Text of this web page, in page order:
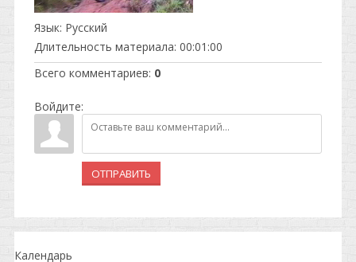
Язык: Русский
Длительность материала: 00:01:00
Всего комментариев: 0
Войдите:
ОТПРАВИТЬ
Календарь